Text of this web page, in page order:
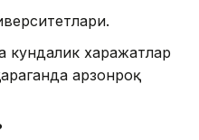
кундалик харажатлар
арзонроқ